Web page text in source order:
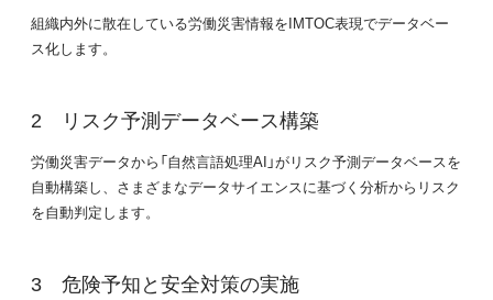
組織内外に散在している労働災害情報をIMTOC表現でデータベー
ス化します。
リスク予測データベース構築
労働災害データから「自然言語処理AI」がリスク予測データベースを
自動構築し、さまざまなデータサイエンスに基づく分析からリスク
を自動判定します。
危険予知と安全対策の実施